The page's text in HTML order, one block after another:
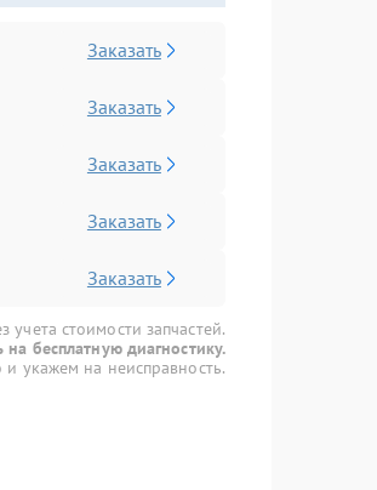
Заказать
Заказать
Заказать
Заказать
Заказать
стоимости запчастей.
на бесплатную диагностику.
укажем на неисправность.